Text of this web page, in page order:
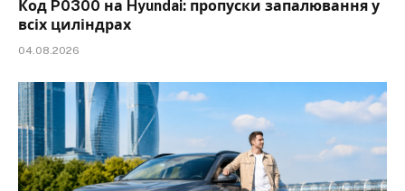
Код P0300 на Hyundai: пропуски запалювання у
всіх циліндрах
04.08.2026